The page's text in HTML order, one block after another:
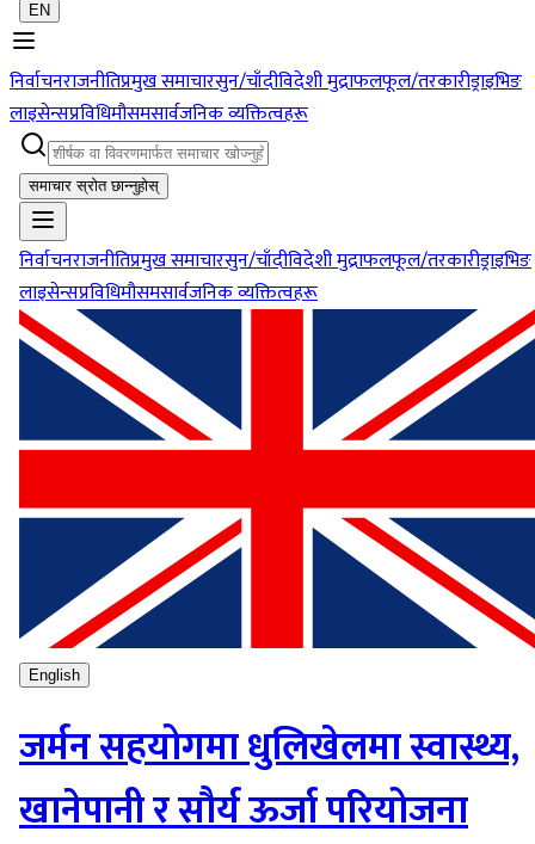
EN
निर्वाचनराजनीतिप्रमुख समाचारसुन/चाँदीविदेशी मुद्राफलफूल/तरकारीड्राइभिङ
लाइसेन्सप्रविधिमौसमसार्वजनिक व्यक्तित्वहरू
समाचार स्रोत छान्नुहोस्
निर्वाचनराजनीतिप्रमुख समाचारसुन/चाँदीविदेशी मुद्राफलफूल/तरकारीड्राइभिङ
लाइसेन्सप्रविधिमौसमसार्वजनिक व्यक्तित्वहरू
English
जर्मन सहयोगमा धुलिखेलमा स्वास्थ्य,
खानेपानी र सौर्य ऊर्जा परियोजना